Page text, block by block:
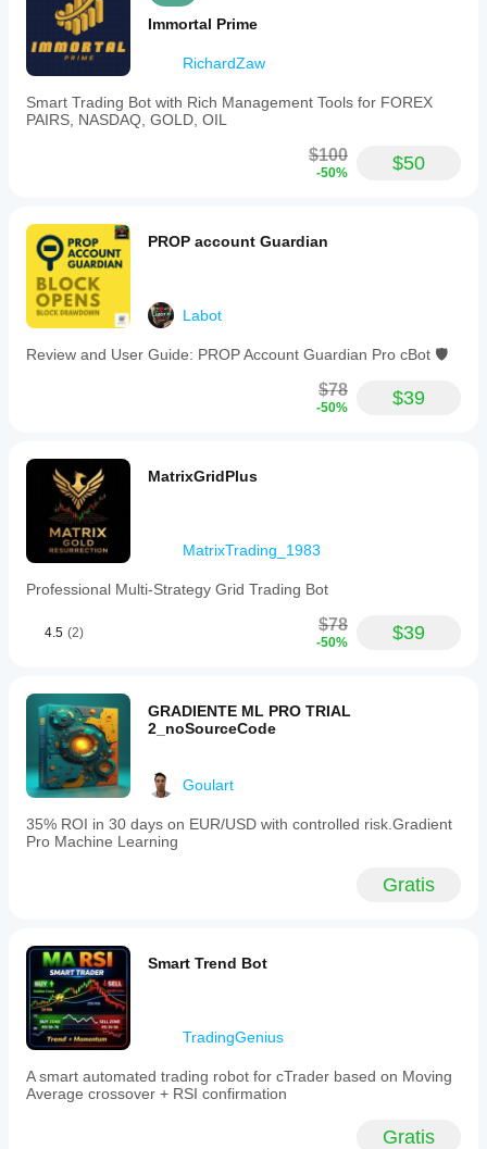
Immortal Prime
RichardZaw
Smart Trading Bot with Rich Management Tools for FOREX
PAIRS, NASDAQ, GOLD, OIL
$100
-50% $50
PROP account Guardian
Labot
Review and User Guide: PROP Account Guardian Pro cBot 🛡️
$78
-50% $39
MatrixGridPlus
MatrixTrading_1983
Professional Multi-Strategy Grid Trading Bot
4.5 (2) $78
-50% $39
GRADIENTE ML PRO TRIAL
2_noSourceCode
Goulart
35% ROI in 30 days on EUR/USD with controlled risk.Gradient
Pro Machine Learning
Gratis
Smart Trend Bot
TradingGenius
A smart automated trading robot for cTrader based on Moving
Average crossover + RSI confirmation
Gratis